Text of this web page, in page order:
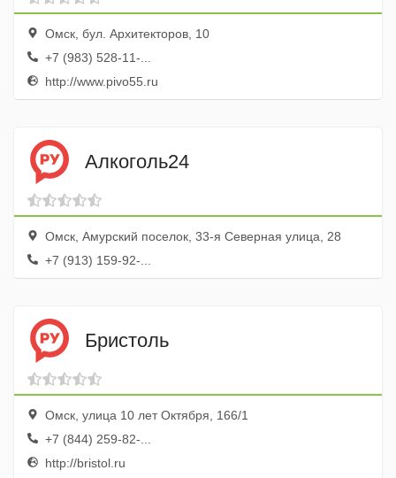
Омск, бул. Архитекторов, 10
+7 (983) 528-11-...
http://www.pivo55.ru
Алкоголь24
Омск, Амурский поселок, 33-я Северная улица, 28
+7 (913) 159-92-...
Бристоль
Омск, улица 10 лет Октября, 166/1
+7 (844) 259-82-...
http://bristol.ru